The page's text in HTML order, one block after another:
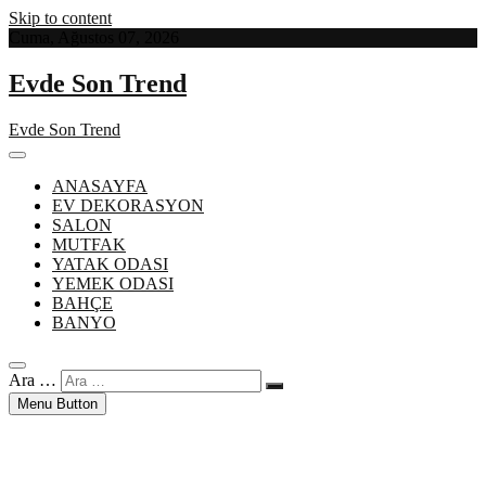
Skip to content
Evde Son Trend
Evde Son Trend
ANASAYFA
EV DEKORASYON
SALON
MUTFAK
YATAK ODASI
YEMEK ODASI
BAHÇE
BANYO
Ara …
Menu Button